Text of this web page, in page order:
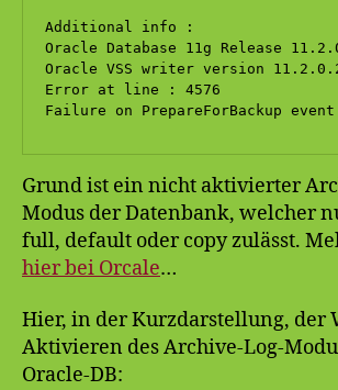
Additional info :
Oracle Database 11g Release
Oracle VSS writer version
Error at line : 4576
Failure on PrepareForBackup event
Grund ist ein nicht aktivierter
Modus der Datenbank, welcher
full, default oder copy zulässt.
hier bei Orcale…
Hier, in der Kurzdarstellung, der
Aktivieren des Archive-Log-
Oracle-DB: